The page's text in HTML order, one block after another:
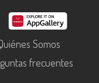
Somos
frecuentes